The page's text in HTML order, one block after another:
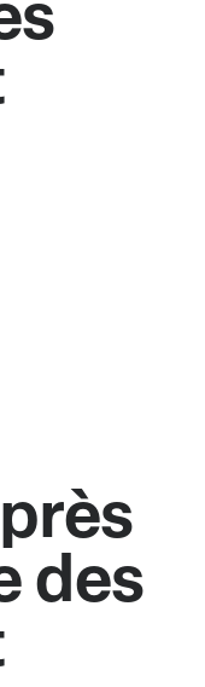
des